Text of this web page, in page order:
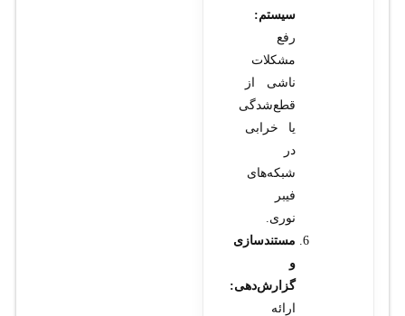
سیستم:
رفع
مشکلات
ناشی از
قطع‌شدگی
یا خرابی
در
شبکه‌های
فیبر
نوری.
مستندسازی
و
گزارش‌دهی:
ارائه